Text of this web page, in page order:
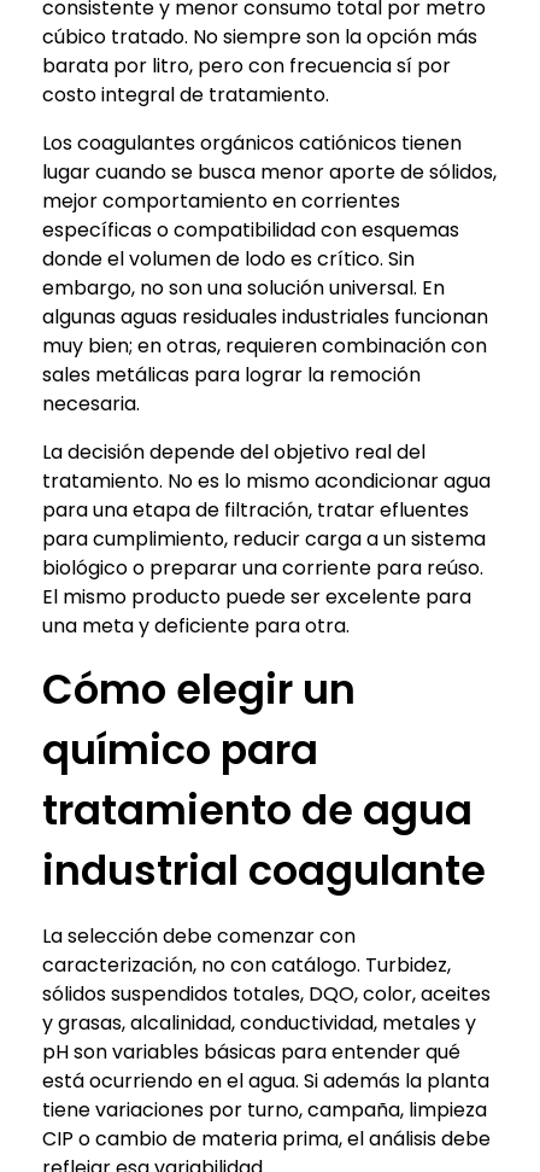
consistente y menor consumo total por metro
cúbico tratado. No siempre son la opción más
barata por litro, pero con frecuencia sí por
costo integral de tratamiento.
Los coagulantes orgánicos catiónicos tienen
lugar cuando se busca menor aporte de sólidos,
mejor comportamiento en corrientes
específicas o compatibilidad con esquemas
donde el volumen de lodo es crítico. Sin
embargo, no son una solución universal. En
algunas aguas residuales industriales funcionan
muy bien; en otras, requieren combinación con
sales metálicas para lograr la remoción
necesaria.
La decisión depende del objetivo real del
tratamiento. No es lo mismo acondicionar agua
para una etapa de filtración, tratar efluentes
para cumplimiento, reducir carga a un sistema
biológico o preparar una corriente para reúso.
El mismo producto puede ser excelente para
una meta y deficiente para otra.
Cómo elegir un
químico para
tratamiento de agua
industrial coagulante
La selección debe comenzar con
caracterización, no con catálogo. Turbidez,
sólidos suspendidos totales, DQO, color, aceites
y grasas, alcalinidad, conductividad, metales y
pH son variables básicas para entender qué
está ocurriendo en el agua. Si además la planta
tiene variaciones por turno, campaña, limpieza
CIP o cambio de materia prima, el análisis debe